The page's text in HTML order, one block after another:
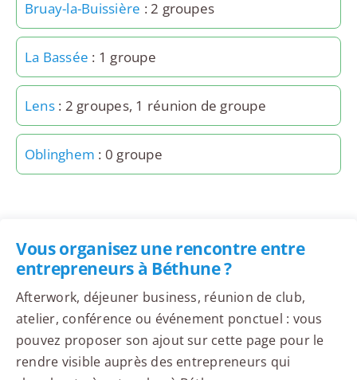
Bruay-la-Buissière : 2 groupes
La Bassée : 1 groupe
Lens: 2 groupes, 1 réunion de groupe
Oblinghem : 0 groupe
Vous organisez une rencontre entre
entrepreneurs à Béthune ?
Afterwork, déjeuner business, réunion de club,
atelier, conférence ou événement ponctuel : vous
pouvez proposer son ajout sur cette page pour le
rendre visible auprès des entrepreneurs qui